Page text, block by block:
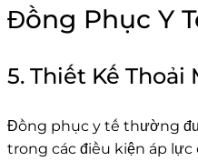
Đồng Phục Y
5. Thiết Kế Thoải
Đồng phục y tế thường
trong các điều kiện áp